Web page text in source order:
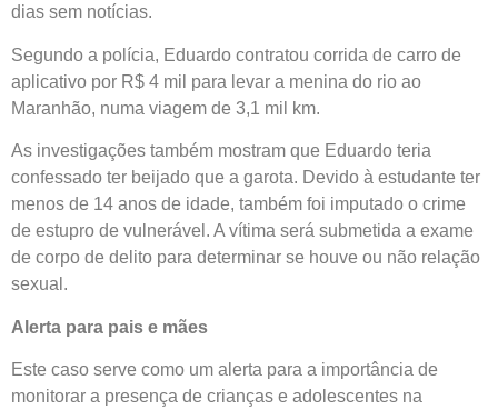
dias sem notícias.
Segundo a polícia, Eduardo contratou corrida de carro de
aplicativo por R$ 4 mil para levar a menina do rio ao
Maranhão, numa viagem de 3,1 mil km.
As investigações também mostram que Eduardo teria
confessado ter beijado que a garota. Devido à estudante ter
menos de 14 anos de idade, também foi imputado o crime
de estupro de vulnerável. A vítima será submetida a exame
de corpo de delito para determinar se houve ou não relação
sexual.
Alerta para pais e mães
Este caso serve como um alerta para a importância de
monitorar a presença de crianças e adolescentes na